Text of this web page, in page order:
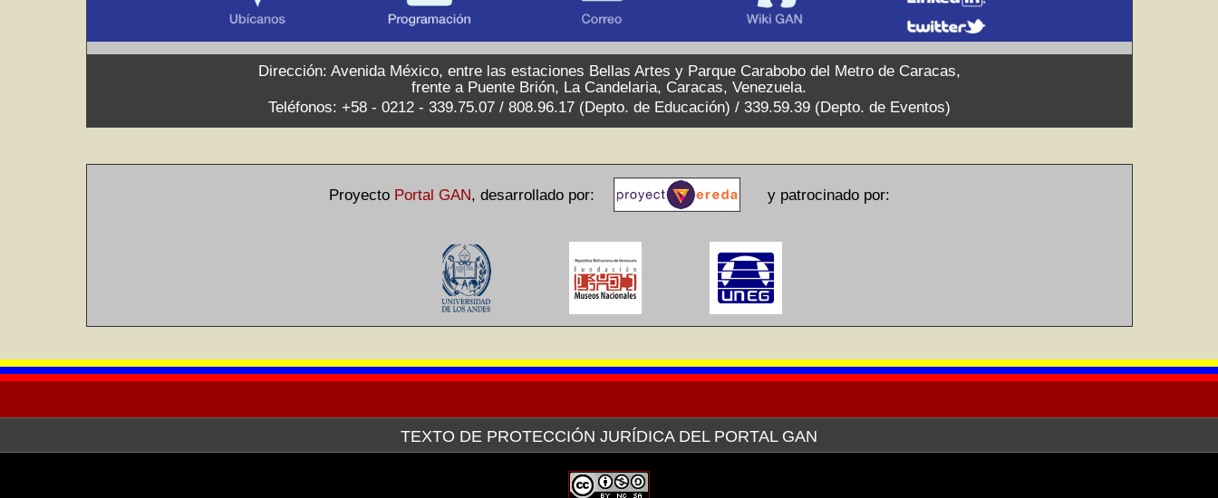
Dirección: Avenida México, entre las estaciones Bellas Artes y Parque Carabobo del Metro de Caracas,
frente a Puente Brión, La Candelaria, Caracas, Venezuela.
Teléfonos: +58 - 0212 - 339.75.07 / 808.96.17 (Depto. de Educación) / 339.59.39 (Depto. de Eventos)
Proyecto Portal GAN, desarrollado por: y patrocinado por:
TEXTO DE PROTECCIÓN JURÍDICA DEL PORTAL GAN
La Galería de Arte Nacional, a través de la plataforma tecnológica de la Red Venezolana de Arte (VEREDA) ofrece sus servicios de web
después de haber hecho la consulta pertinente ante el Servicio Autónomo de Propiedad Intelectual (SAPI) en relación a la publicación en